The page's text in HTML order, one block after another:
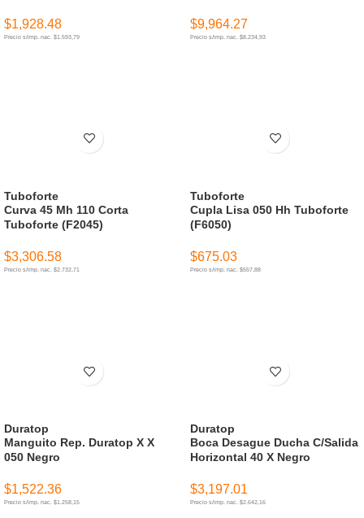
$1,928.48
Precio s/imp. nac. $1.593,79
$9,964.27
Precio s/imp. nac. $8.234,93
Curva 45 Mh 110 Corta
Tuboforte (F2045)
Tuboforte
$3,306.58
Precio s/imp. nac. $2.732,71
Cupla Lisa 050 Hh Tuboforte
(F6050)
Tuboforte
$675.03
Precio s/imp. nac. $557,88
Manguito Rep. Duratop X X
050 Negro
Duratop
$1,522.36
Precio s/imp. nac. $1.258,15
Boca Desague Ducha C/Salida
Horizontal 40 X Negro
Duratop
$3,197.01
Precio s/imp. nac. $2.642,16